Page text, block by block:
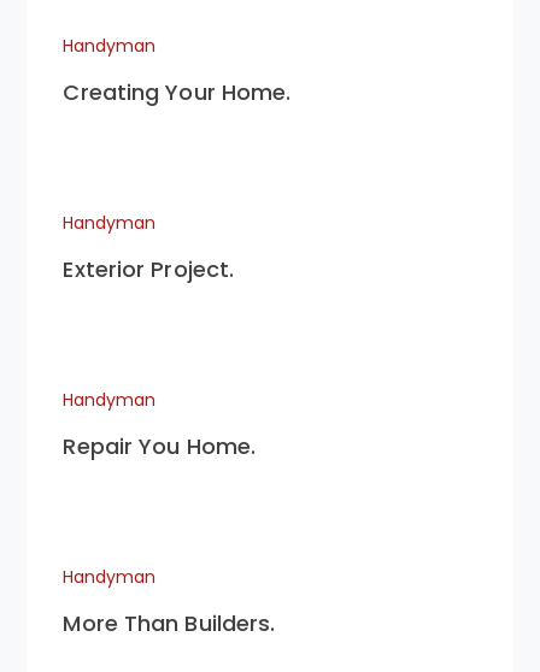
Handyman
Creating Your Home.
Handyman
Exterior Project.
Handyman
Repair You Home.
Handyman
More Than Builders.